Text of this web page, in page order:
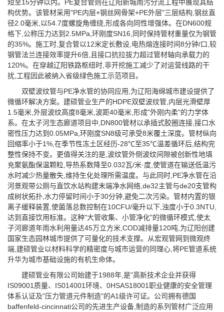
短至15分钟以内。PE复合管则在辽阳新城雨污分流工程中展现其结
构优势。该管材采用"PE内层+钢丝网骨架+PE外层"三层结构,钢丝直
径2.0毫米,以54.7度螺旋角缠绕,形成各向同性增强体。在DN600规
格下,公称压力达到2.5MPa,环刚度SN16,同时保持管材重量仅为钢管
的35%。施工时,复合管以12米定长敷设,电热熔连接时间8分钟/口,较
钢管法兰连接效率提升6倍,且接口抗拉拔力超过管材轴向承载力的
120%。在穿越辽阳铁路枢纽时,非开挖施工减少了对运营线路的干
扰,工程因此被纳入省级绿色施工示范项目。
双壁波纹管与PE净水管的协同应用,为辽阳海绵城市建设提供了
微循环解决方案。建硕管业生产的HDPE双壁波纹管,内层光滑壁厚
1.5毫米,外层波纹高度8毫米,波距40毫米,形成"外刚内柔"的力学体
系。在太子河生态廊道项目中,DN800管材以承插式胶圈连接,接口水
密性压力达到0.05MPa,环刚度SN8级可承受8米覆土深度。管材纵向
回缩率小于1%,在季节性冻土区经历-28℃至35℃温差循环后,结构完
整性保持不变。更值得关注的是,波纹管外侧波纹间隙被创新性地填
充聚氨酯保温颗粒,导热系数降至0.032瓦/米·度,使管道在输送低温污
水时减少热量散失,维持生化处理所需温度。与此同时,PE净水管在沿
河景观带公厕与直饮水站构建末端净水网络,de32主管与de20支管构
成树状拓扑,水力停留时间小于30分钟,避免二次污染。管材内置的银
离子缓释装置,使菌落总数控制在10CFU/毫升以下,浊度小于0.3NTU,
达到直接饮用标准。这种"大管收集、小管净化"的微循环模式,使太
子河廊道年雨水利用量达45万立方米,COD减排量120吨,为辽阳创建
国家生态园林城市提供了可量化的技术支撑。从宏观管网到微观终
端,建硕管业以材料科学的精密度与城市运营的同理心,将PE管道系统
升华为城市基础设施的有机生命体。
建硕管业有限公司始建于1988年,是"高新技术企业并获得
IS09001质量、IS014001环境、0HSAS18001职业健康的安全管理
体系认证及"压力管道元件制造"的A1级许可证。公司拥有德国
baffenfeld-cincinnati公司的先进生产设备,制造的系列管材广泛应用